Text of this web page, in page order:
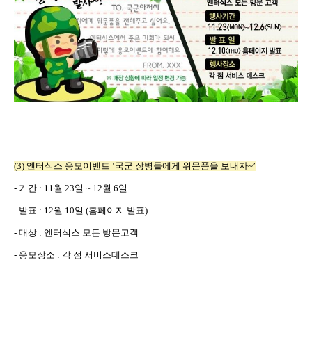
(3) 엔터식스 응모이벤트 ‘국군 장병들에게 위문품을 보내자~’
- 기간 : 11 월 23일 ~ 12월 6일
- 발표 : 12월 10일 (홈페이지 발표)
- 대상 : 엔터식스 모든 방문고객
- 응모장소 : 각 점 서비스데스크